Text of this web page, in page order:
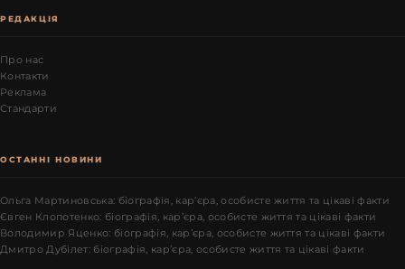
РЕДАКЦІЯ
Про нас
Контакти
Реклама
Стандарти
ОСТАННІ НОВИНИ
Ольга Мартиновська: біографія, кар’єра, особисте життя та цікаві факти
Євген Клопотенко: біографія, кар’єра, особисте життя та цікаві факти
Володимир Яценко: біографія, кар’єра, особисте життя та цікаві факти
Дмитро Дубілет: біографія, кар’єра, особисте життя та цікаві факти